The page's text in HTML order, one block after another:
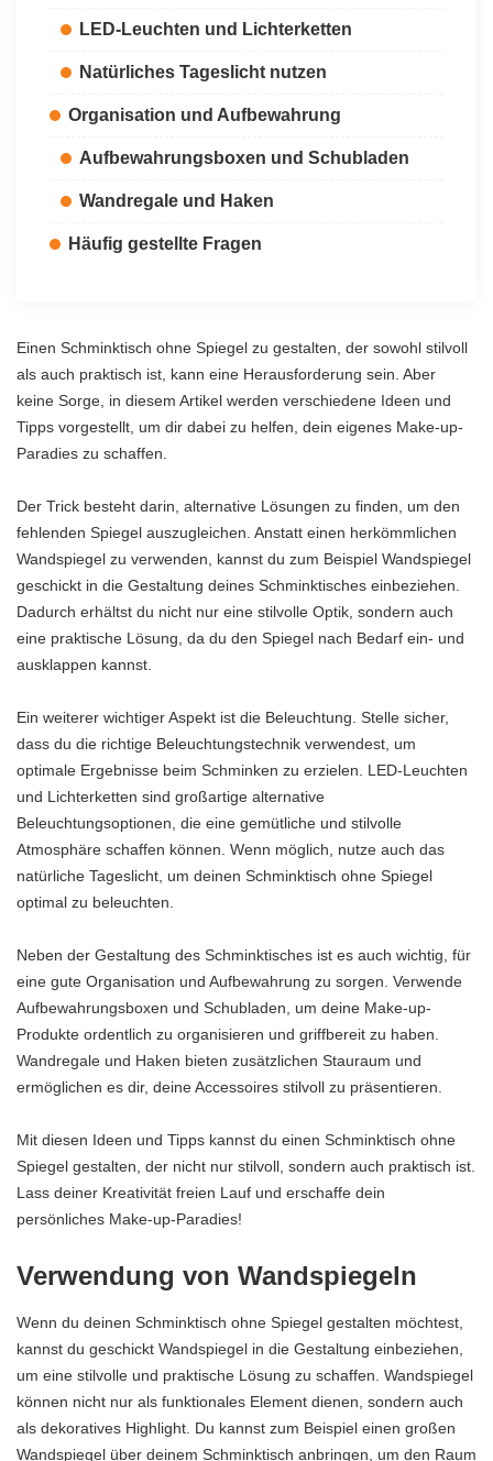
LED-Leuchten und Lichterketten
Natürliches Tageslicht nutzen
Organisation und Aufbewahrung
Aufbewahrungsboxen und Schubladen
Wandregale und Haken
Häufig gestellte Fragen
Einen Schminktisch ohne Spiegel zu gestalten, der sowohl stilvoll
als auch praktisch ist, kann eine Herausforderung sein. Aber
keine Sorge, in diesem Artikel werden verschiedene Ideen und
Tipps vorgestellt, um dir dabei zu helfen, dein eigenes Make-up-
Paradies zu schaffen.
Der Trick besteht darin, alternative Lösungen zu finden, um den
fehlenden Spiegel auszugleichen. Anstatt einen herkömmlichen
Wandspiegel zu verwenden, kannst du zum Beispiel Wandspiegel
geschickt in die Gestaltung deines Schminktisches einbeziehen.
Dadurch erhältst du nicht nur eine stilvolle Optik, sondern auch
eine praktische Lösung, da du den Spiegel nach Bedarf ein- und
ausklappen kannst.
Ein weiterer wichtiger Aspekt ist die Beleuchtung. Stelle sicher,
dass du die richtige Beleuchtungstechnik verwendest, um
optimale Ergebnisse beim Schminken zu erzielen. LED-Leuchten
und Lichterketten sind großartige alternative
Beleuchtungsoptionen, die eine gemütliche und stilvolle
Atmosphäre schaffen können. Wenn möglich, nutze auch das
natürliche Tageslicht, um deinen Schminktisch ohne Spiegel
optimal zu beleuchten.
Neben der Gestaltung des Schminktisches ist es auch wichtig, für
eine gute Organisation und Aufbewahrung zu sorgen. Verwende
Aufbewahrungsboxen und Schubladen, um deine Make-up-
Produkte ordentlich zu organisieren und griffbereit zu haben.
Wandregale und Haken bieten zusätzlichen Stauraum und
ermöglichen es dir, deine Accessoires stilvoll zu präsentieren.
Mit diesen Ideen und Tipps kannst du einen Schminktisch ohne
Spiegel gestalten, der nicht nur stilvoll, sondern auch praktisch ist.
Lass deiner Kreativität freien Lauf und erschaffe dein
persönliches Make-up-Paradies!
Verwendung von Wandspiegeln
Wenn du deinen Schminktisch ohne Spiegel gestalten möchtest,
kannst du geschickt Wandspiegel in die Gestaltung einbeziehen,
um eine stilvolle und praktische Lösung zu schaffen. Wandspiegel
können nicht nur als funktionales Element dienen, sondern auch
als dekoratives Highlight. Du kannst zum Beispiel einen großen
Wandspiegel über deinem Schminktisch anbringen, um den Raum